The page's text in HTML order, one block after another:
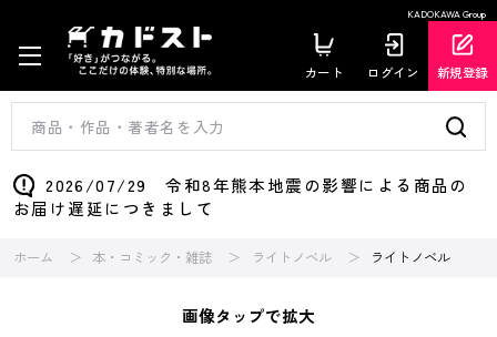
KADOKAWA Group
カート ログイン 新規登録
2026/07/29 令和8年熊本地震の影響による商品の
お届け遅延につきまして
ホーム 本・コミック・雑誌 ライトノベル ライトノベル
画像タップで拡大